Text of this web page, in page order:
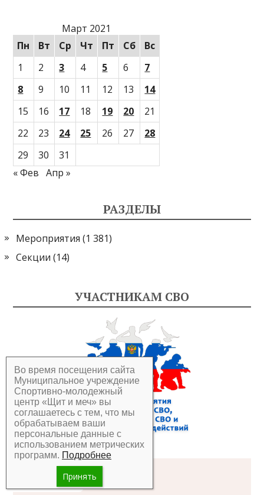
Март 2021
Пн
Вт Ср Чт Пт Сб
Вс
1
2 3 4 5 6
7
8
9 10 11 12 13
14
15
16 17 18 19 20
21
22
23 24 25 26 27
28
29
30
31
« Фев
Апр »
РАЗДЕЛЫ
Мероприятия (1 381)
Секции (14)
УЧАСТНИКАМ СВО
Решаем вместе
Во время посещения сайта
Муниципальное учреждение
Спортивно-молодежный
центр «Щит и меч» вы
соглашаетесь с тем, что мы
обрабатываем ваши
персональные данные с
использованием метрических
программ. Подробнее